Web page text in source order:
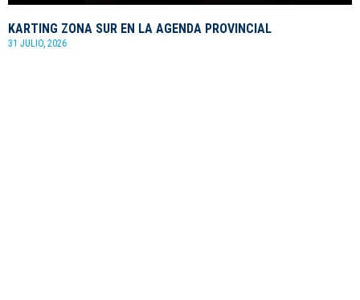
KARTING ZONA SUR EN LA AGENDA PROVINCIAL
31 JULIO, 2026